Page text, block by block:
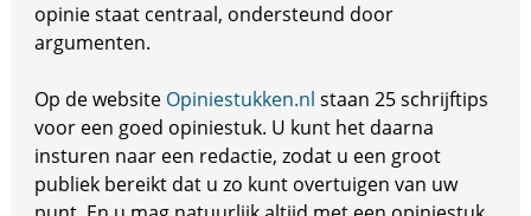
opinie staat centraal, ondersteund door
argumenten.
Op de website Opiniestukken.nl staan 25 schrijftips
voor een goed opiniestuk. U kunt het daarna
insturen naar een redactie, zodat u een groot
publiek bereikt dat u zo kunt overtuigen van uw